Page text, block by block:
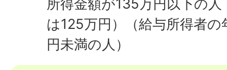
所得金額が135万円以下の
は125万円）（給与所得者
円未満の人）